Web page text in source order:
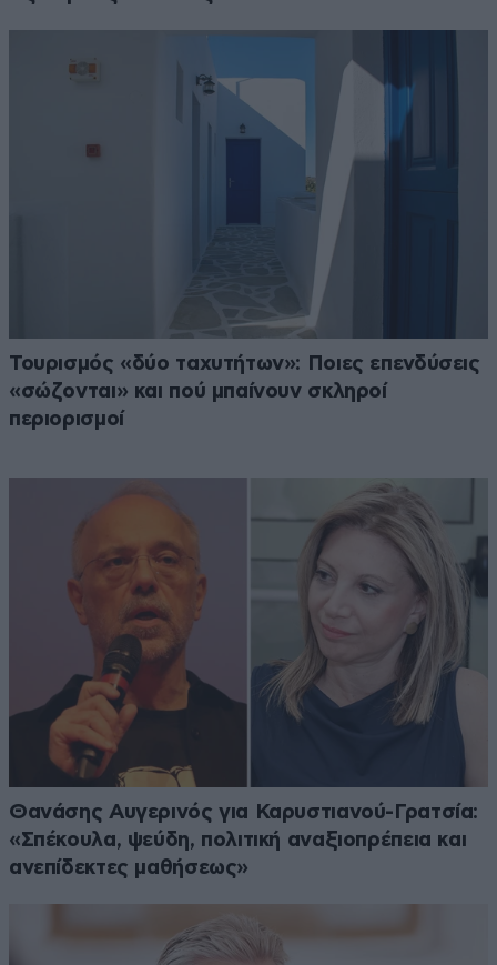
Τουρισμός «δύο ταχυτήτων»: Ποιες επενδύσεις
«σώζονται» και πού μπαίνουν σκληροί
περιορισμοί
Θανάσης Αυγερινός για Καρυστιανού-Γρατσία:
«Σπέκουλα, ψεύδη, πολιτική αναξιοπρέπεια και
ανεπίδεκτες μαθήσεως»